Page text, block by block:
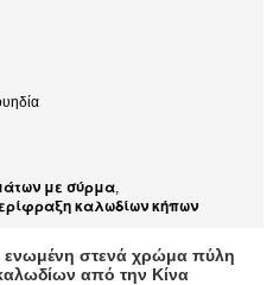
με σύρμα,
καλωδίων κήπων
ενωμένη στενά χρώμα πύλη
από την Κίνα